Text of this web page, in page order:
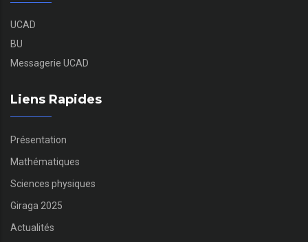
UCAD
BU
Messagerie UCAD
Liens Rapides
Présentation
Mathématiques
Sciences physiques
Giraga 2025
Actualités